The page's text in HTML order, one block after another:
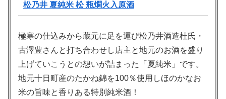
松乃井 夏純米 松 瓶燗火入原酒
極寒の仕込みから蔵元に足を運び松乃井酒造杜氏・
古澤豊さんと打ち合わせし店主と地元のお酒を盛り
上げていこうとの想いが詰まった「夏純米」です。
地元十日町産のたかね錦を100％使用しほのかなお
米の旨味と香りある特別純米酒！